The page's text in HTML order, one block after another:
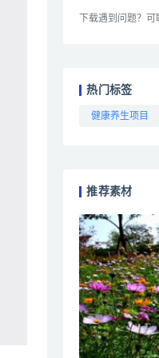
下载遇到问题？
热门标签
健康养生项目
推荐素材